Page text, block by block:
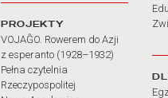
PROJEKTY
VOJAĜO. Rowerem do Azji
z esperanto (1928–1932)
Pełna czytelnia
Rzeczypospolitej